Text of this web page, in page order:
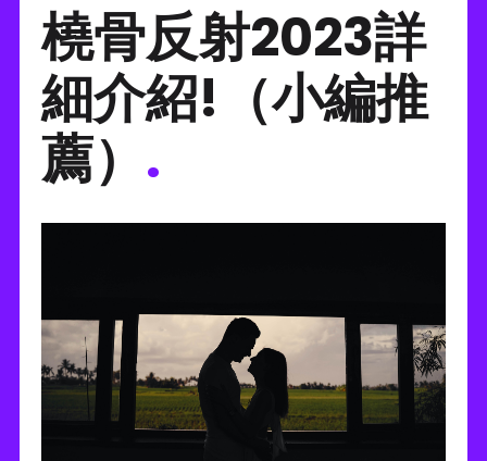
橈骨反射2023詳
細介紹!（小編推
薦） .